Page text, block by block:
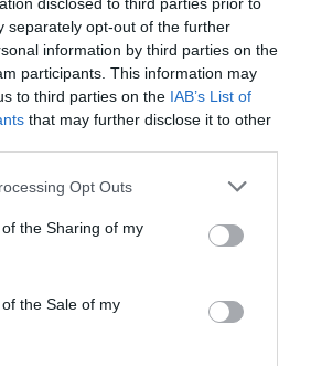
separately opt-out of the further
information by third parties on the
participants. This information may
to third parties on the IAB’s List of
that may further disclose it to other
Opt Outs
the Sharing of my
the Sale of my
și militanții și simpatizanții din
Braciano, Guidonia-
etc.)